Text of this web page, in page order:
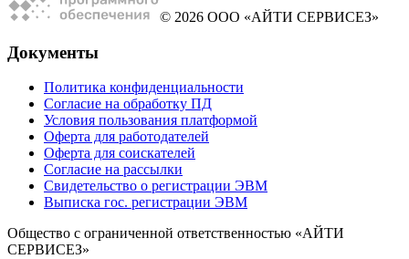
© 2026 ООО «АЙТИ СЕРВИСЕЗ»
Документы
Политика конфиденциальности
Согласие на обработку ПД
Условия пользования платформой
Оферта для работодателей
Оферта для соискателей
Согласие на рассылки
Свидетельство о регистрации ЭВМ
Выписка гос. регистрации ЭВМ
Общество с ограниченной ответственностью «АЙТИ
СЕРВИСЕЗ»